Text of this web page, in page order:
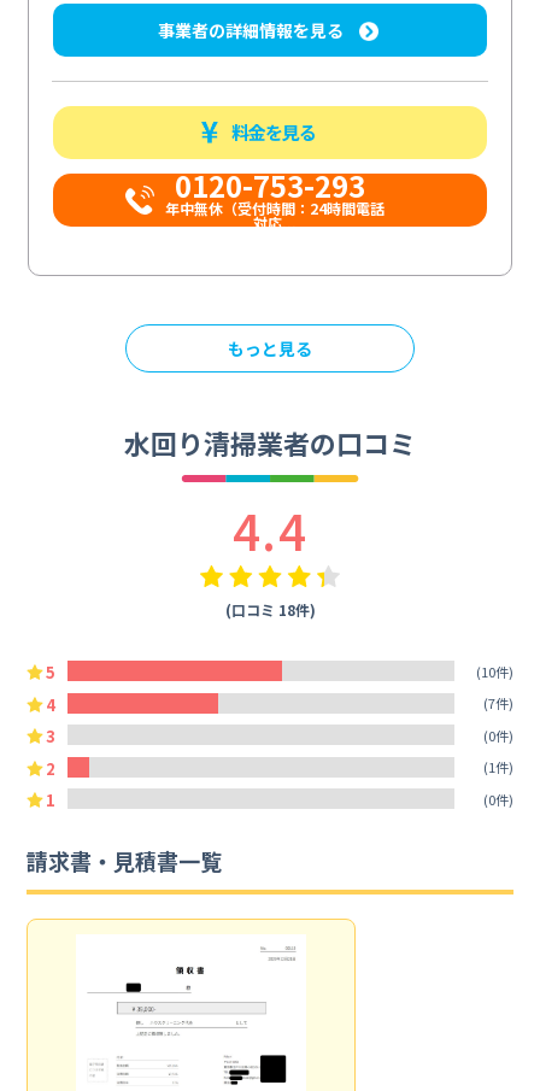
事業者の詳細情報を見る
料金を見る
0120-753-293
年中無休（受付時間：24時間電話
対応...
もっと見る
水回り清掃業者の口コミ
4.4
(口コミ 18件)
5 (10件)
4 (7件)
3 (0件)
2 (1件)
1 (0件)
請求書・見積書一覧